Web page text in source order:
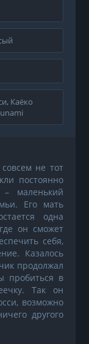
Каёко
не тот
постоянно
маленький
Его мать
одна
он сможет
себя,
Казалось
продолжал
пробиться в
Так он
возможно
другого